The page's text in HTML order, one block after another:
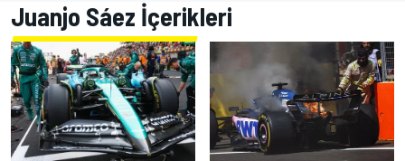
Juanjo Sáez İçerikleri